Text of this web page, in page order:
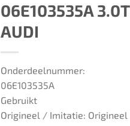
06E103535A
AUDI
Onderdeelnummer:
06E103535A
Gebruikt
Origineel / Imitatie: Origineel